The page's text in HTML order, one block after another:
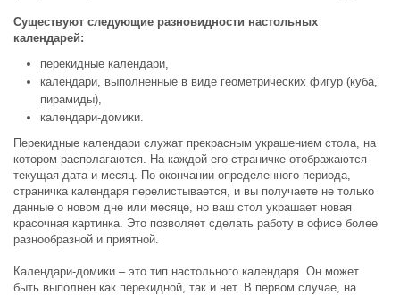
Существуют следующие разновидности настольных
календарей:
перекидные календари,
календари, выполненные в виде геометрических фигур (куба,
пирамиды),
календари-домики.
Перекидные календари служат прекрасным украшением стола, на
котором располагаются. На каждой его страничке отображаются
текущая дата и месяц. По окончании определенного периода,
страничка календаря перелистывается, и вы получаете не только
данные о новом дне или месяце, но ваш стол украшает новая
красочная картинка. Это позволяет сделать работу в офисе более
разнообразной и приятной.
Календари-домики – это тип настольного календаря. Он может
быть выполнен как перекидной, так и нет. В первом случае, на